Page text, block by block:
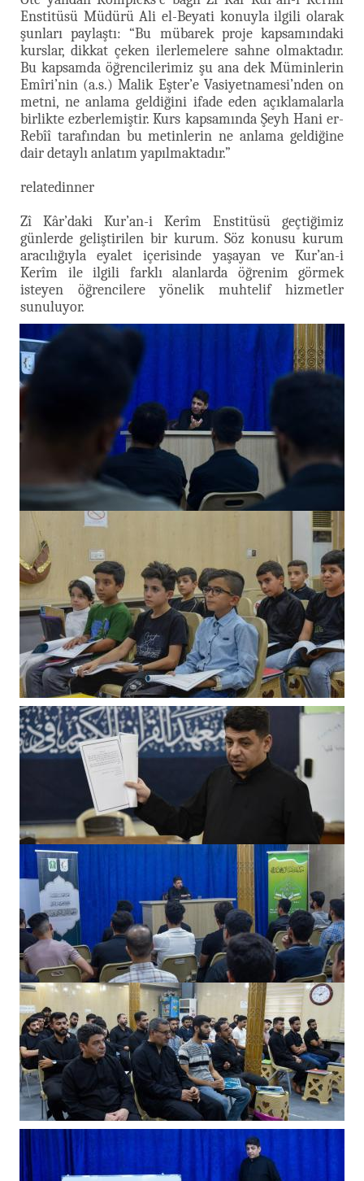
Enstitüsü Müdürü Ali el-Beyati konuyla ilgili olarak
şunları paylaştı: “Bu mübarek proje kapsamındaki
kurslar, dikkat çeken ilerlemelere sahne olmaktadır.
Bu kapsamda öğrencilerimiz şu ana dek Müminlerin
Emîri’nin (a.s.) Malik Eşter’e Vasiyetnamesi’nden on
metni, ne anlama geldiğini ifade eden açıklamalarla
birlikte ezberlemiştir. Kurs kapsamında Şeyh Hani er-
Rebîî tarafından bu metinlerin ne anlama geldiğine
dair detaylı anlatım yapılmaktadır.”
relatedinner
Zî Kâr’daki Kur’an-i Kerîm Enstitüsü geçtiğimiz
günlerde geliştirilen bir kurum. Söz konusu kurum
aracılığıyla eyalet içerisinde yaşayan ve Kur’an-i
Kerîm ile ilgili farklı alanlarda öğrenim görmek
isteyen öğrencilere yönelik muhtelif hizmetler
sunuluyor.